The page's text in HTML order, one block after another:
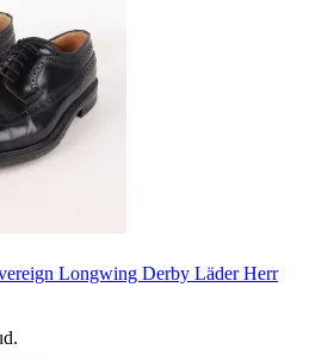
Longwing Derby Läder Herr
.